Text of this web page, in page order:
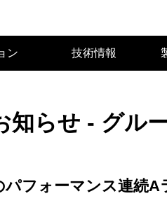
ン 技術情報
知らせ - グル
フォーマンス連続A